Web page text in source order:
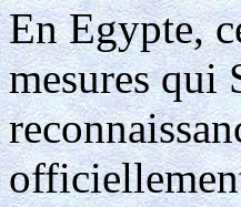
En Egypte,
mesures qui